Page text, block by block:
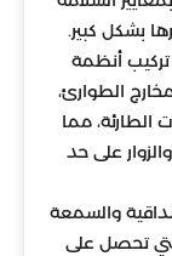
بشكل كبير.
تركيب أنظمة
الطوارئ،
الطارئة، مما
على حد
والسمعة
تحصل على